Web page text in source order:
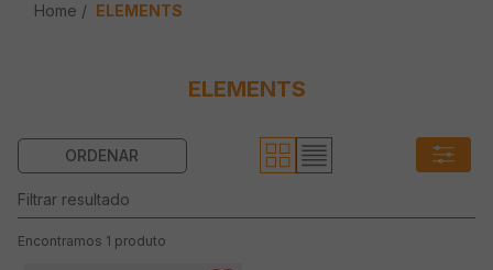
ELEMENTS
ELEMENTS
1 produto